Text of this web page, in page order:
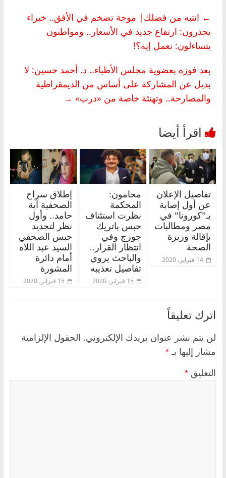
← انتبه من فضلك| موجة تضخم في الأفق.. خبراء
يحذرون: ارتفاع جديد في الأسعار.. ومواطنون
يتساءلون: نعمل إيه؟!
بعد فوزه بعضوية مجلس الأطباء.. د. أحمد حسين: لا
بديل عن المشاركة على أساس من الديمقراطية
والمصارحة.. وتهنئة خاصة من «درب» →
تفاصيل الإعلان
عن أول إصابة
بـ”كورونا” في
مصر ومطالبات
بإقالة وزيرة
الصحة
14 فبراير، 2020
محامون:
المحكمة
نظرت استئناف
حبس باتريك
جورج وفي
انتظار القرار..
والباحث يروي
تفاصيل تعذيبه
15 فبراير، 2020
إطلاق سراح
الصحفية آية
حامد.. وأول
نظر لتجديد
حبس الصحفي
السيد عبد اللاه
أمام دائرة
المشورة
15 فبراير، 2020
اترك تعليقاً
لن يتم نشر عنوان بريدك الإلكتروني. الحقول الإلزامية
مشار إليها بـ *
التعليق *